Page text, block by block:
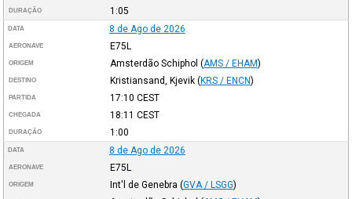
DURAÇÃO 1:05
DATA 8 de Ago de 2026
AERONAVE E75L
ORIGEM Amsterdão Schiphol (AMS / EHAM)
DESTINO Kristiansand, Kjevik (KRS / ENCN)
PARTIDA 17:10 CEST
CHEGADA 18:11 CEST
DURAÇÃO 1:00
DATA 8 de Ago de 2026
AERONAVE E75L
ORIGEM Int'l de Genebra (GVA / LSGG)